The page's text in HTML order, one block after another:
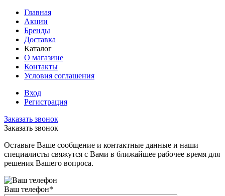
Главная
Акции
Бренды
Доставка
Каталог
О магазине
Контакты
Условия соглашения
Вход
Регистрация
Заказать звонок
Заказать звонок
Оставьте Ваше сообщение и контактные данные и наши
специалисты свяжутся с Вами в ближайшее рабочее время для
решения Вашего вопроса.
Ваш телефон*